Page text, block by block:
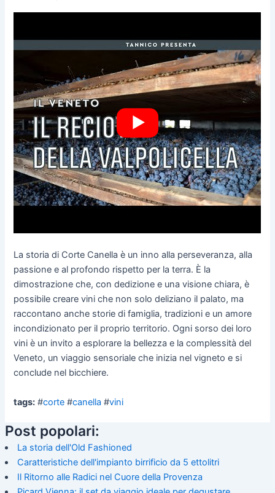
La storia di Corte Canella è un inno alla perseveranza, alla
passione e al profondo rispetto per la terra. È la
dimostrazione che, con dedizione e una visione chiara, è
possibile creare vini che non solo deliziano il palato, ma
raccontano anche storie di famiglia, tradizioni e un amore
incondizionato per il proprio territorio. Ogni sorso dei loro
vini è un invito a esplorare la bellezza e la complessità del
Veneto, un viaggio sensoriale che inizia nel vigneto e si
conclude nel bicchiere.
tags: #corte #canella #vini
Post popolari:
La storia dell'Old Fashioned
Caratteristiche dell'impianto birrificio da 5 ettolitri
Il Ritorno alle Radici nel Cuore della Provenza